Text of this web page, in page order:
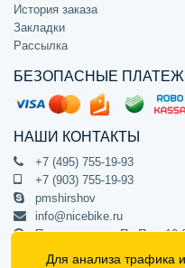
История заказа
Закладки
Рассылка
БЕЗОПАСНЫЕ
НАШИ КОНТАКТЫ
+7 (495) 755-19-93
+7 (903) 755-19-93
pmshirshov
info@nicebike.ru
Прием звонков Пн-Пт с
ПВЗ Пн-Пт с 10:00 до 20:00
Для анализа трафика